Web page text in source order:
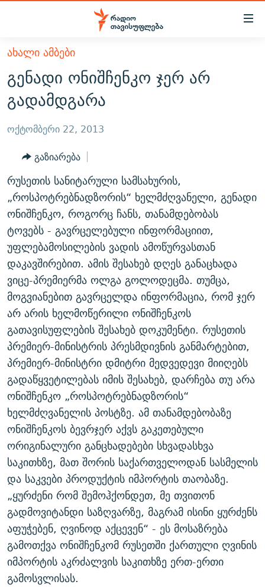
Accessibility
მთავარ
შინაარსზე
დაბრუნება
მთავარ
დაბრუნება
ძიებაზე
დაბრუნება
ᲐᲮᲐᲚᲘ ᲐᲛᲑᲔᲑᲘ
ᲗᲔᲛᲔᲑᲘ
ᲞᲝᲚᲘᲢᲘᲙᲐ
ᲔᲙᲝᲜᲝᲛᲘᲙᲐ
ᲡᲐᲖᲝᲒᲐᲓᲝᲔᲑᲐ
ᲡᲞᲝᲠᲢᲘ
ᲕᲘᲓᲔᲝ
ᲑᲚᲝᲒᲔᲑᲘ
ᲞᲝᲓᲙᲐᲡᲢᲔᲑᲘ
ᲜᲘᲙᲝᲡ ᲞᲝᲓᲙᲐᲡᲢᲘ
60 ᲓᲔᲪᲘᲑᲔᲚᲘ
ᲒᲐᲜᲙᲘᲗᲮᲕᲘᲡ ᲓᲦᲔ
ᲓᲘᲚᲘᲡ ᲡᲐᲣᲑᲠᲔᲑᲘ
ᲛᲝᲚᲐᲞᲐᲠᲐᲙᲔ ᲢᲔᲥᲡᲢᲔᲑᲘ
ᲨᲘᲜ - ᲣᲪᲮᲝᲔᲗᲨᲘ
ᲚᲘᲢᲔᲠᲐᲢᲣᲠᲣᲚᲘ ᲬᲐᲮᲜᲐᲒᲔᲑᲘ
ᲐᲛᲔᲠᲘᲙᲣᲚᲘ ᲛᲝᲗᲮᲠᲝᲑᲐ
ᲘᲛᲞᲔᲠᲘᲐ ᲓᲐ ᲠᲐᲓᲘᲝ
ᲗᲐᲕᲘᲡᲣᲤᲚᲔᲑᲘᲡ ᲛᲝᲜᲘᲢᲝᲠᲘ
ᲤᲔᲜᲝᲕᲐᲜᲘ - 2.10
ᲗᲥᲕᲔᲜᲘ ᲞᲣᲑᲚᲘᲙᲐᲪᲘᲔᲑᲘ
ᲞᲠᲝᲔᲥᲢᲔᲑᲘ
ᲣᲙᲠᲐᲘᲜᲐᲨᲘ ᲓᲐᲦᲣᲞᲣᲚᲘ ᲥᲐᲠᲗᲕᲔᲚᲘ ᲛᲔᲑᲠᲫᲝᲚᲔᲑᲘ - 2022
ᲓᲐᲛᲝᲣᲙᲘᲓᲔᲑᲚᲝᲑᲘᲡ 100 ᲬᲔᲚᲘ
ᲩᲔᲛᲘ ᲡᲘᲙᲕᲓᲘᲚᲘᲡ ᲛᲘᲖᲔᲖᲘᲐ COVID-19
11 ᲬᲔᲚᲘ - 11 ᲐᲛᲑᲐᲕᲘ
ᲡᲐᲞᲐᲠᲚᲐᲛᲔᲜᲢᲝ ᲐᲠᲩᲔᲕᲜᲔᲑᲘᲡ ᲘᲡᲢᲝᲠᲘᲐ
ᲑᲐᲕᲨᲕᲔᲑᲘ ᲞᲠᲝᲡᲢᲘᲢᲣᲪᲘᲐᲨᲘ - ᲐᲛᲝᲣᲗᲥᲛᲔᲚᲘ ᲐᲛᲑᲐᲕᲘ
5 ᲐᲛᲑᲐᲕᲘ - 20 ᲘᲕᲜᲘᲡᲡ ᲓᲐᲨᲐᲕᲔᲑᲣᲚᲔᲑᲘ
ᲐᲒᲕᲘᲡᲢᲝᲡ ᲝᲛᲘ
ПРИВЕТ ᲙᲣᲚᲢᲣᲠᲐ
ЭХО КАВКАЗА
ᲒᲐᲛᲝᲘᲬᲔᲠᲔ
რთე/რთ-ის ყველა საიტი
ᲐᲮᲐᲚᲘ ᲐᲛᲑᲔᲑᲘ
გენადი ონიშჩენკო ჯერ არ
გადამდგარა
ოქტომბერი 22, 2013
გაზიარება
რუსეთის სანიტარული სამსახურის,
„როსპოტრებნადზორის“ ხელმძღვანელი, გენადი
ონიშჩენკო, როგორც ჩანს, თანამდებობას
ტოვებს - გავრცელებული ინფორმაციით,
უფლებამოსილების ვადის ამოწურვასთან
დაკავშირებით. ამის შესახებ დღეს განაცხადა
ვიცე-პრემიერმა ოლგა გოლოდეცმა. თუმცა,
მოგვიანებით გავრცელდა ინფორმაცია, რომ ჯერ
არ არის ხელმოწერილი ონიშჩენკოს
გათავისუფლების შესახებ დოკუმენტი. რუსეთის
პრემიერ-მინისტრის პრესმდივნის განმარტებით,
პრემიერ-მინისტრი დმიტრი მედვედევი მიიღებს
გადაწყვეტილებას იმის შესახებ, დარჩება თუ არა
ონიშჩენკო „როსპოტრებნადზორის“
ხელმძღვანელის პოსტზე. ამ თანამდებობაზე
ონიშჩენკოს ბევრჯერ აქვს გაკეთებული
ორიგინალური განცხადებები სხვადასხვა
საკითხზე, მათ შორის საქართველოდან სასმელის
და საკვები პროდუქტის იმპორტის თაობაზე.
„ყურძენი რომ შემოჰქონდეთ, მე თვითონ
გადმოვიტანდი საზღვარზე, მაგრამ ისინი ყურძენს
აფუჭებენ, ღვინოდ აქცევენ“ - ეს მოსაზრება
გამოთქვა ონიშჩენკომ რუსეთში ქართული ღვინის
იმპორტის აკრძალვის საკითხზე ერთ-ერთი
გამოსვლისას.